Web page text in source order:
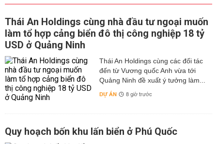
Thái An Holdings cùng nhà đầu tư ngoại muốn
làm tổ hợp cảng biển đô thị công nghiệp 18 tỷ
USD ở Quảng Ninh
Thái An Holdings cùng các đối tác
đến từ Vương quốc Anh vừa tới
Quảng Ninh đề xuất ý tưởng làm...
DỰ ÁN 8 giờ trước
Quy hoạch bốn khu lấn biển ở Phú Quốc